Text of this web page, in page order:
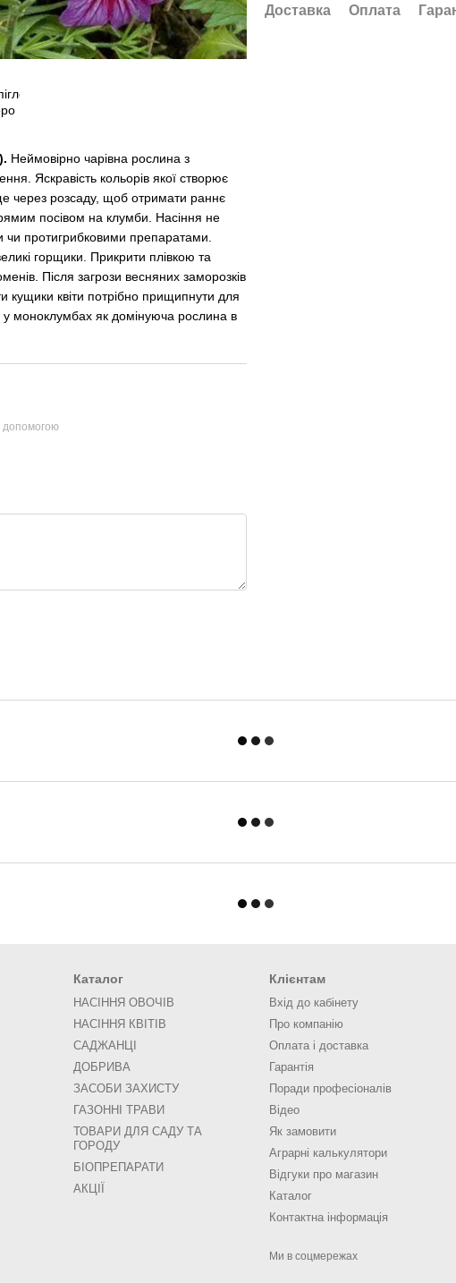
Неймовірно чарівна рослина з
Яскравість кольорів якої створює
через розсаду, щоб отримати раннє
посівом на клумби. Насіння не
протигрибковими препаратами.
горщики. Прикрити плівкою та
Після загрози весняних заморозків
квіти потрібно прищипнути для
у моноклумбах як домінуюча рослина в
допомогою
Доставка Оплата
Каталог
НАСІННЯ ОВОЧІВ
НАСІННЯ КВІТІВ
САДЖАНЦІ
ДОБРИВА
ЗАСОБИ ЗАХИСТУ
ГАЗОННІ ТРАВИ
ТОВАРИ ДЛЯ САДУ ТА
ГОРОДУ
БІОПРЕПАРАТИ
АКЦІЇ
Клієнтам
Вхід до кабінету
Про компанію
Оплата і доставка
Гарантія
Поради професіоналів
Відео
Як замовити
Аграрні калькулятори
Відгуки про магазин
Каталог
Контактна інформація
Ми в соцмережах